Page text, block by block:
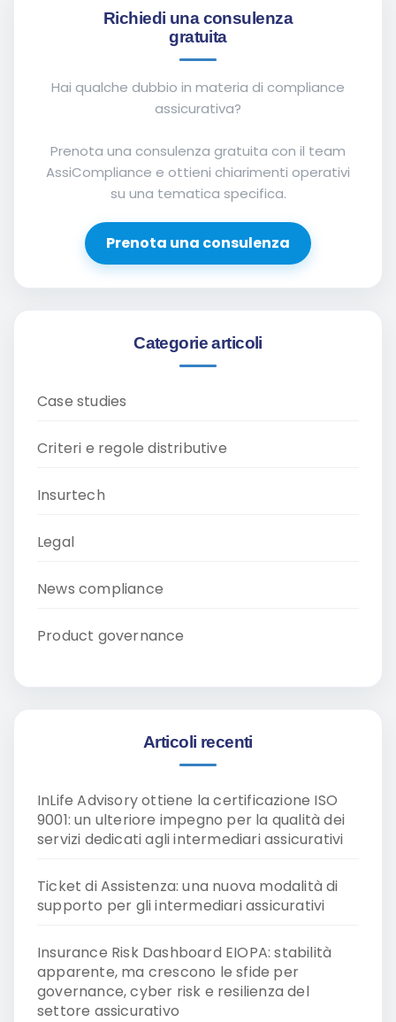
Richiedi una consulenza
gratuita
Hai qualche dubbio in materia di compliance
assicurativa?
Prenota una consulenza gratuita con il team
AssiCompliance e ottieni chiarimenti operativi
su una tematica specifica.
Prenota una consulenza
Categorie articoli
Case studies
Criteri e regole distributive
Insurtech
Legal
News compliance
Product governance
Articoli recenti
InLife Advisory ottiene la certificazione ISO
9001: un ulteriore impegno per la qualità dei
servizi dedicati agli intermediari assicurativi
Ticket di Assistenza: una nuova modalità di
supporto per gli intermediari assicurativi
Insurance Risk Dashboard EIOPA: stabilità
apparente, ma crescono le sfide per
governance, cyber risk e resilienza del
settore assicurativo